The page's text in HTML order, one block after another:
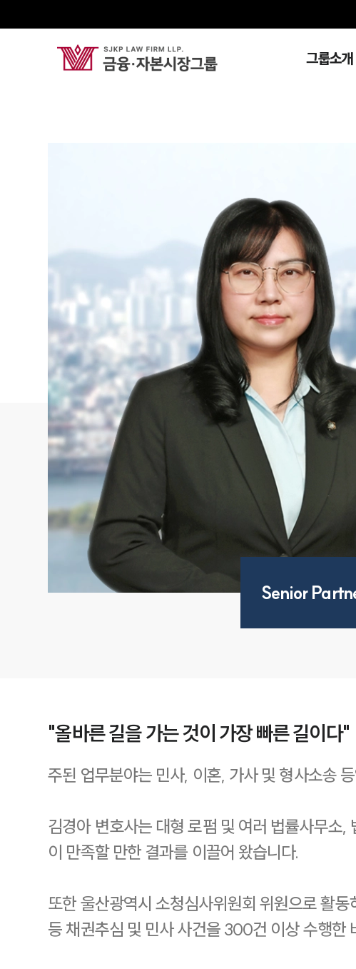
그룹소개
Senior
"올바른 길을 가는 것이 가장 빠른 길이다"
주된 업무분야는 민사, 이혼, 가사 및 형사소송
김경아 변호사는 대형 로펌 및 여러 법률사무소
이 만족할 만한 결과를 이끌어 왔습니다.
또한 울산광역시 소청심사위원회 위원으로 활
등 채권추심 및 민사 사건을 300건 이상 수행한